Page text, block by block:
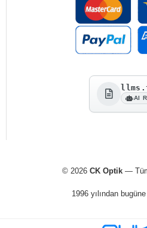
AI
© 2026 CK Optik— Tüm
1996 yılından